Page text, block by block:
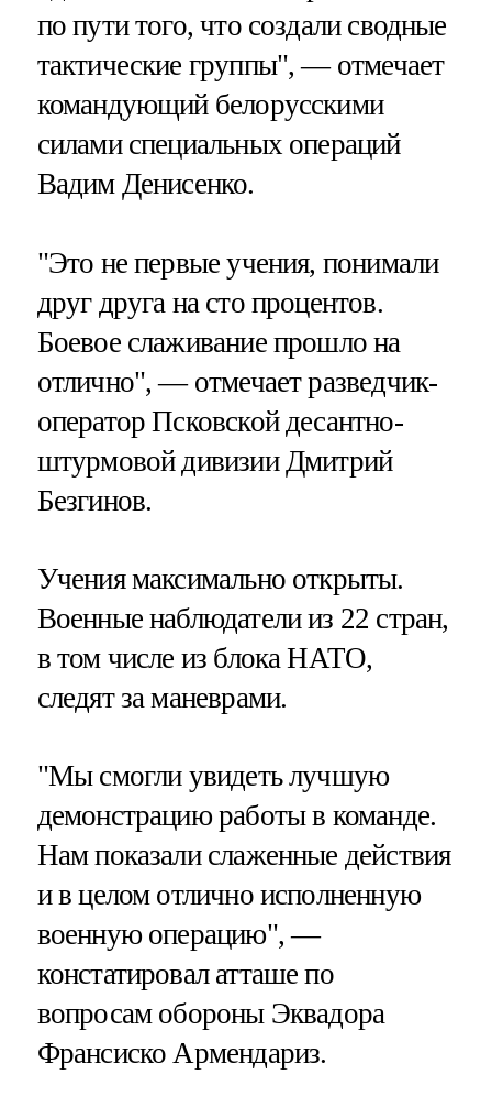
по пути того, что создали сводные
тактические группы", — отмечает
командующий белорусскими
силами специальных операций
Вадим Денисенко.
"Это не первые учения, понимали
друг друга на сто процентов.
Боевое слаживание прошло на
отлично", — отмечает разведчик-
оператор Псковской десантно-
штурмовой дивизии Дмитрий
Безгинов.
Учения максимально открыты.
Военные наблюдатели из 22 стран,
в том числе из блока НАТО,
следят за маневрами.
"Мы смогли увидеть лучшую
демонстрацию работы в команде.
Нам показали слаженные действия
и в целом отлично исполненную
военную операцию", —
констатировал атташе по
вопросам обороны Эквадора
Франсиско Армендариз.